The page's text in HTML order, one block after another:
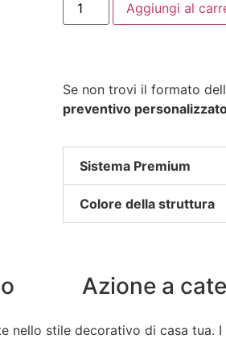
Aggiungi al
Se non trovi il formato
preventivo
Sistema Premium
Colore della struttura
Azione a
nello stile decorativo di casa tua.